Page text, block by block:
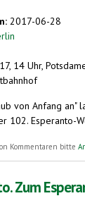
2017-06-28
14 Uhr,
von Anfang
102. Esperanto-
von Berlin über
Kommentaren bitte
Zum